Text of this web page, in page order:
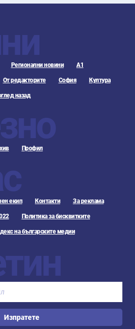
Регионални новини А1
От редакторите София Култура
назад
Профил
екип Контакти За реклама
Политика за бисквитките
на българските медии
Изпратете